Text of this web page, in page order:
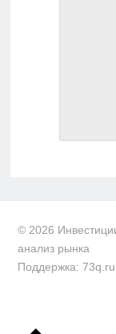
© 2026
анализ рынка
Поддержка: 73q.ru